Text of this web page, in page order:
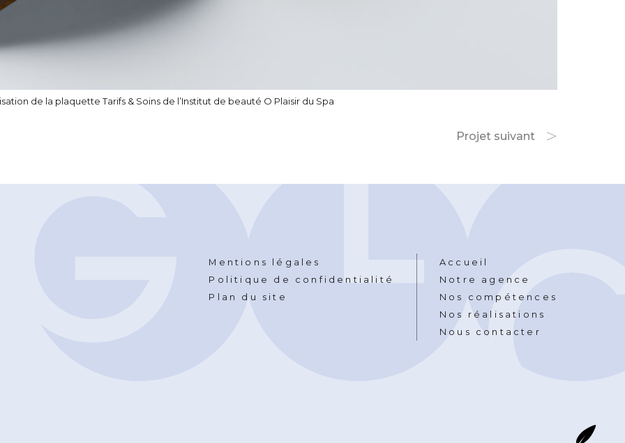
de la plaquette Tarifs & Soins de l’Institut de beauté O Plaisir du Spa
Projet suivant
Mentions légales
Politique de confidentialité
Plan du site
Accueil
Notre agence
Nos compétences
Nos réalisations
Nous contacter